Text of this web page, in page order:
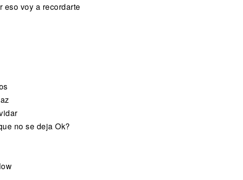
eso voy a recordarte
no se deja Ok?